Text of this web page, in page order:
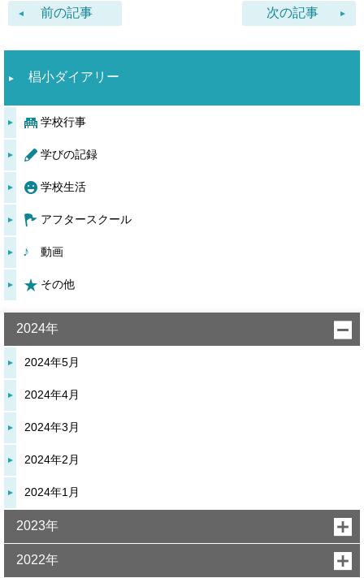
前の記事 次の記事
椙小ダイアリー
学校行事
学びの記録
学校生活
アフタースクール
動画
その他
2024年
2024年5月
2024年4月
2024年3月
2024年2月
2024年1月
2023年
2022年